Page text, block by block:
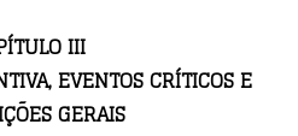
III
EVENTOS CRÍTICOS E
GERAIS